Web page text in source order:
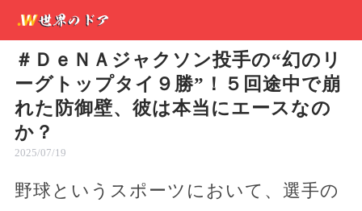
＃ＤｅＮＡジャクソン投手の“幻のリ
ーグトップタイ９勝”！５回途中で崩
れた防御壁、彼は本当にエースなの
か？
2025/07/19
野球というスポーツにおいて、選手の